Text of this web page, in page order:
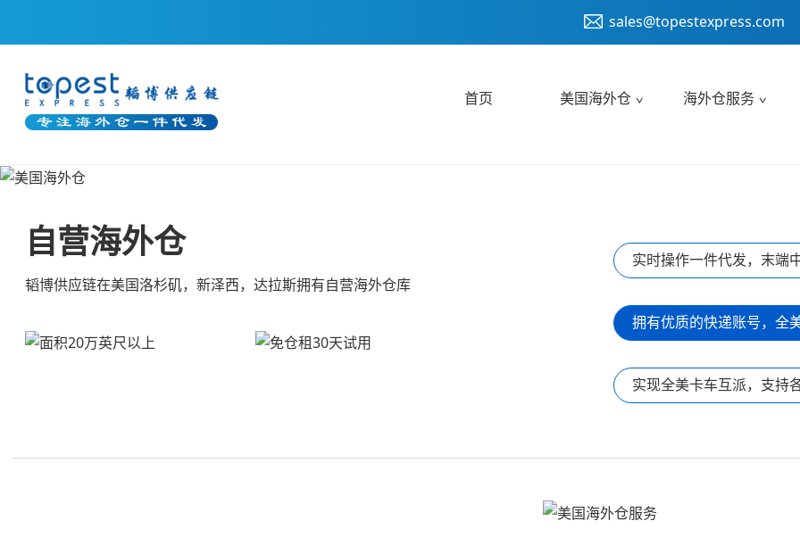
sales@topestexpress.com
首页 美国海外仓 海外仓服务
自营海外仓
韬博供应链在美国洛杉矶，新泽西，达拉斯拥有自营海外仓库
实时操作一件代发，末端
拥有优质的快递账号，全
实现全美卡车互派，支持